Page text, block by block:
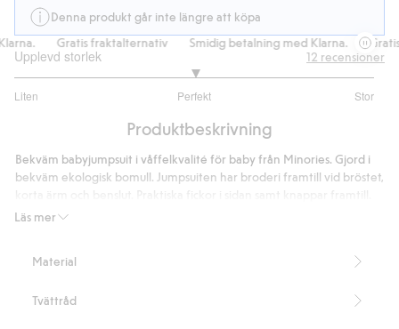
Denna produkt går inte längre att köpa
Gratis fraktalternativ Smidig betalning med Klarna. Gratis
Upplevd storlek
Liten Perfekt Stor
utav
11
betyg
12 recensioner
Produktbeskrivning
Läs mer
Bekväm babyjumpsuit i våffelkvalité för baby från Minories. Gjord i
bekväm ekologisk bomull. Jumpsuiten har broderi framtill vid bröstet,
Inehåller 100% ekologisk bomull.
Material
Tvättråd